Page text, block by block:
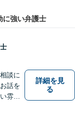
に強い弁護士
談に
話を
雰囲
詳細を見
る